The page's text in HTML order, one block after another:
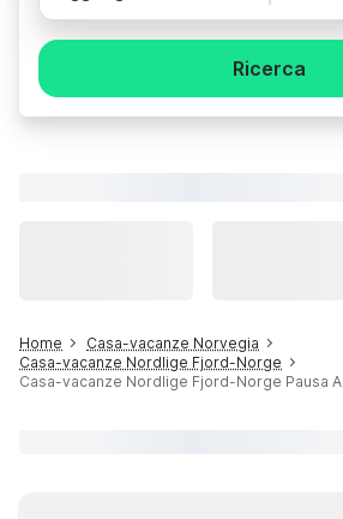
Ricerca
Home
Casa-vacanze Norvegia
Casa-vacanze Nordlige Fjord-Norge
Casa-vacanze Nordlige Fjord-Norge Pausa